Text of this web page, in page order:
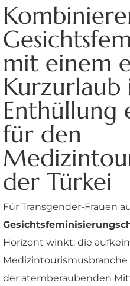
mit einem
Kurzurlaub
Enthüllung
für den
der Türkei
Für Transgender-Frauen
Horizont winkt: die
der atemberaubenden